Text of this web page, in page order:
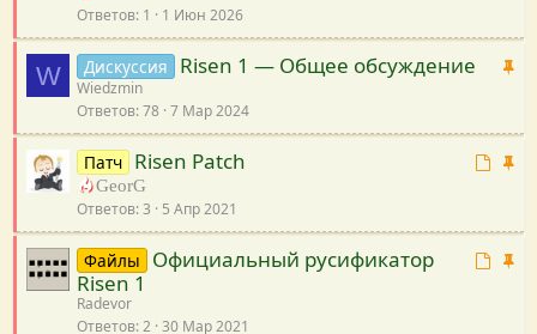
п
р
а
я
Ответов 1 1 Июн 2026
W
В
н
а
Дискуссия Risen 1 — Общее обсуждение
Wiedzmin
Ответов 78 7 Мар 2024
а
п
В
н
а
Патч Risen Patch
GeorG
Ответов 3 5 Апр 2021
В
Файлы
Официальный русификатор
Risen 1
Radevor
Ответов 2 30 Мар 2021